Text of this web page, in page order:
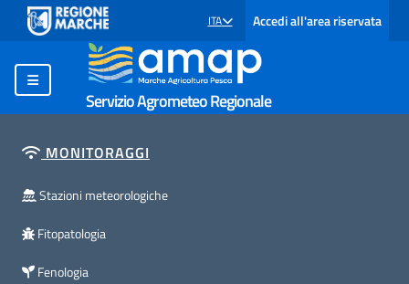
SELEZIONE LINGUA: LINGUA SELEZIONATA
ITA Accedi all'area riservata
Servizio Agrometeo Regionale
MONITORAGGI
Stazioni meteorologiche
Fitopatologia
Fenologia